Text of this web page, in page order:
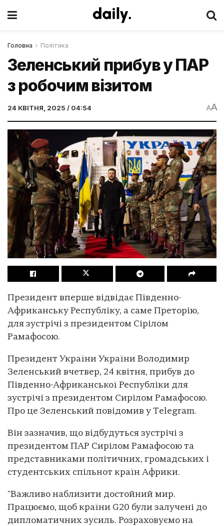
Головна Політика
Зеленський прибув у ПАР
з робочим візитом
24 КВІТНЯ, 2025 / 04:54 AA
Президент вперше відвідає Південно-
Африканську Республіку, а саме Преторію,
для зустрічі з президентом Сірілом
Рамафосою.
Президент України України Володимир
Зеленський вчетвер, 24 квітня, прибув до
Південно-Африканської Республіки для
зустрічі з президентом Сирілом Рамафосою.
Про це Зеленський повідомив у Тelegram.
Він зазначив, що відбудуться зустрічі з
президентом ПАР Сирілом Рамафосою та
представниками політичних, громадських і
студентських спільнот країн Африки.
"Важливо наблизити достойний мир.
Працюємо, щоб країни G20 були залучені до
дипломатичних зусиль. Розраховуємо на